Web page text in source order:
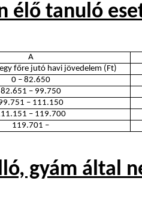
élő tanuló
A
főre jutó havi jövedelem (Ft)
0 – 82.650
82.651 – 99.750
– 111.150
– 119.700
119.701 –
gyám által